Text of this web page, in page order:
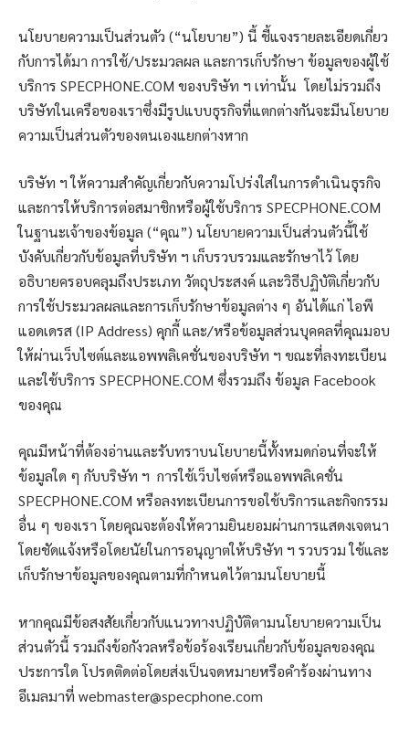
นโยบายความเป็นส่วนตัว (“นโยบาย”) นี้ ชี้แจงรายละเอียดเกี่ยว
กับการได้มา การใช้/ประมวลผล และการเก็บรักษา ข้อมูลของผู้ใช้
บริการ SPECPHONE.COM ของบริษัท ฯ เท่านั้น โดยไม่รวมถึง
บริษัทในเครือของเราซึ่งมีรูปแบบธุรกิจที่แตกต่างกันจะมีนโยบาย
ความเป็นส่วนตัวของตนเองแยกต่างหาก
บริษัท ฯ ให้ความสำคัญเกี่ยวกับความโปร่งใสในการดำเนินธุรกิจ
และการให้บริการต่อสมาชิกหรือผู้ใช้บริการ SPECPHONE.COM
ในฐานะเจ้าของข้อมูล (“คุณ”) นโยบายความเป็นส่วนตัวนี้ใช้
บังคับเกี่ยวกับข้อมูลที่บริษัท ฯ เก็บรวบรวมและรักษาไว้ โดย
อธิบายครอบคลุมถึงประเภท วัตถุประสงค์ และวิธีปฏิบัติเกี่ยวกับ
การใช้ประมวลผลและการเก็บรักษาข้อมูลต่าง ๆ อันได้แก่ ไอพี
แอดเดรส (IP Address) คุกกี้ และ/หรือข้อมูลส่วนบุคคลที่คุณมอบ
ให้ผ่านเว็บไซต์และแอพพลิเคชั่นของบริษัท ฯ ขณะที่ลงทะเบียน
และใช้บริการ SPECPHONE.COM ซึ่งรวมถึง ข้อมูล Facebook
ของคุณ
คุณมีหน้าที่ต้องอ่านและรับทราบนโยบายนี้ทั้งหมดก่อนที่จะให้
ข้อมูลใด ๆ กับบริษัท ฯ การใช้เว็บไซต์หรือแอพพลิเคชั่น
SPECPHONE.COM หรือลงทะเบียนการขอใช้บริการและกิจกรรม
อื่น ๆ ของเรา โดยคุณจะต้องให้ความยินยอมผ่านการแสดงเจตนา
โดยชัดแจ้งหรือโดยนัยในการอนุญาตให้บริษัท ฯ รวบรวม ใช้และ
เก็บรักษาข้อมูลของคุณตามที่กำหนดไว้ตามนโยบายนี้
หากคุณมีข้อสงสัยเกี่ยวกับแนวทางปฏิบัติตามนโยบายความเป็น
ส่วนตัวนี้ รวมถึงข้อกังวลหรือข้อร้องเรียนเกี่ยวกับข้อมูลของคุณ
ประการใด โปรดติดต่อโดยส่งเป็นจดหมายหรือคำร้องผ่านทาง
อีเมลมาที่ webmaster@specphone.com